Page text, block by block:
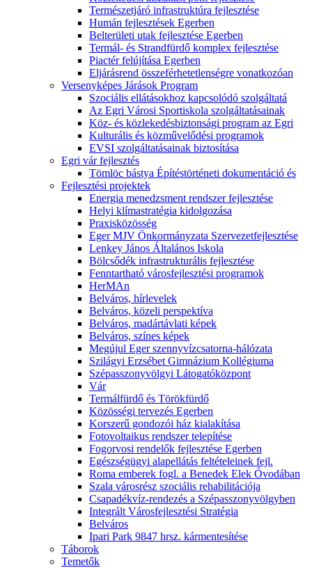
Természetjáró infrastruktúra fejlesztése
Humán fejlesztések Egerben
Belterületi utak fejlesztése Egerben
Termál- és Strandfürdő komplex fejlesztése
Piactér felújítása Egerben
Eljárásrend összeférhetetlenségre vonatkozóan
Versenyképes Járások Program
Szociális ellátásokhoz kapcsolódó szolgáltatá
Az Egri Városi Sportiskola szolgáltatásainak
Köz- és közlekedésbiztonsági program az Egri
Kulturális és közművelődési programok
EVSI szolgáltatásainak biztosítása
Egri vár fejlesztés
Tömlöc bástya Építéstörténeti dokumentáció és
Fejlesztési projektek
Energia menedzsment rendszer fejlesztése
Helyi klímastratégia kidolgozása
Praxisközösség
Eger MJV Önkormányzata Szervezetfejlesztése
Lenkey János Általános Iskola
Bölcsődék infrastrukturális fejlesztése
Fenntartható városfejlesztési programok
HerMAn
Belváros, hírlevelek
Belváros, közeli perspektíva
Belváros, madártávlati képek
Belváros, színes képek
Megújul Eger szennyvízcsatorna-hálózata
Szilágyi Erzsébet Gimnázium Kollégiuma
Szépasszonyvölgyi Látogatóközpont
Vár
Termálfürdő és Törökfürdő
Közösségi tervezés Egerben
Korszerű gondozói ház kialakítása
Fotovoltaikus rendszer telepítése
Fogorvosi rendelők fejlesztése Egerben
Egészségügyi alapellátás feltételeinek fejl.
Roma emberek fogl. a Benedek Elek Óvodában
Szala városrész szociális rehabilitációja
Csapadékvíz-rendezés a Szépasszonyvölgyben
Integrált Városfejlesztési Stratégia
Belváros
Ipari Park 9847 hrsz. kármentesítése
Táborok
Temetők